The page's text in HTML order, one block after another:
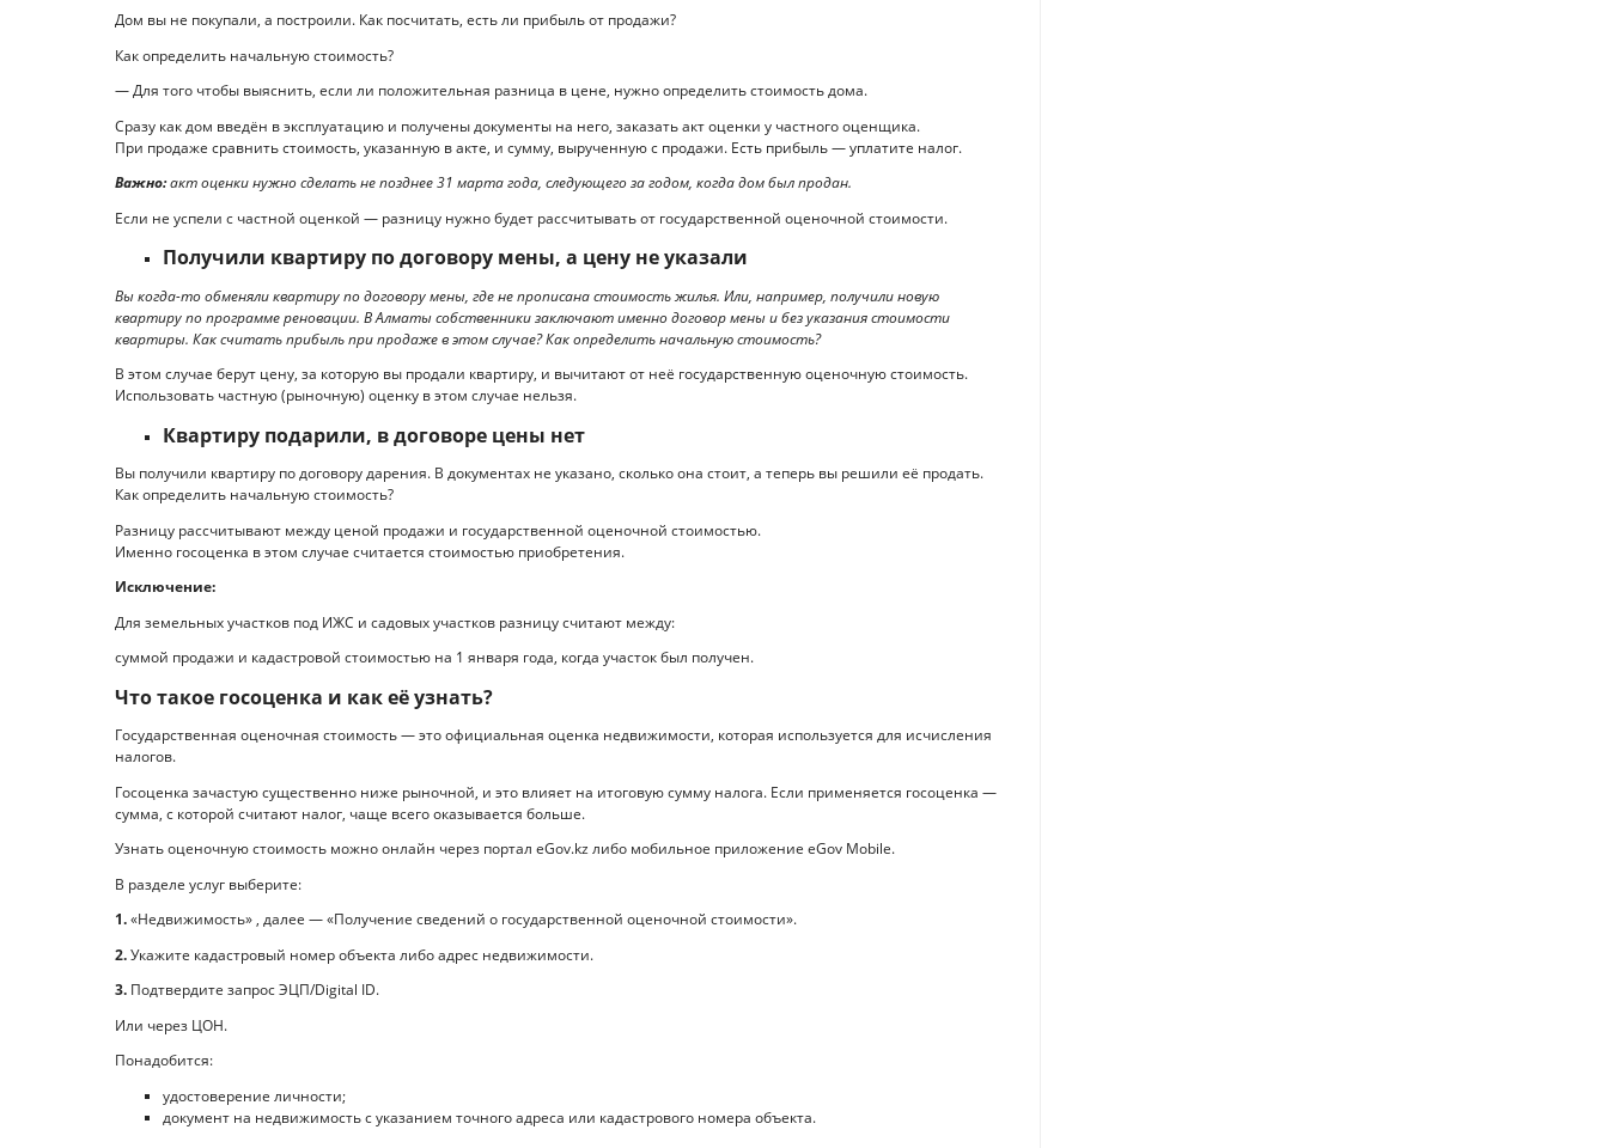
Дом вы не покупали, а построили. Как посчитать, есть ли прибыль от продажи?
Как определить начальную стоимость?
— Для того чтобы выяснить, если ли положительная разница в цене, нужно определить стоимость дома.
Сразу как дом введён в эксплуатацию и получены документы на него, заказать акт оценки у частного оценщика.
При продаже сравнить стоимость, указанную в акте, и сумму, вырученную с продажи. Есть прибыль — уплатите налог.
Важно:акт оценки нужно сделать не позднее 31 марта года, следующего за годом, когда дом был продан.
Если не успели с частной оценкой — разницу нужно будет рассчитывать от государственной оценочной стоимости.
Получили квартиру по договору мены, а цену не указали
Вы когда-то обменяли квартиру по договору мены, где не прописана стоимость жилья. Или, например, получили новую
квартиру по программе реновации. В Алматы собственники заключают именно договор мены и без указания стоимости
квартиры. Как считать прибыль при продаже в этом случае? Как определить начальную стоимость?
В этом случае берут цену, за которую вы продали квартиру, и вычитают от неё государственную оценочную стоимость.
Использовать частную (рыночную) оценку в этом случае нельзя.
Квартиру подарили, в договоре цены нет
Вы получили квартиру по договору дарения. В документах не указано, сколько она стоит, а теперь вы решили её продать.
Как определить начальную стоимость?
Разницу рассчитывают между ценой продажи и государственной оценочной стоимостью.
Именно госоценка в этом случае считается стоимостью приобретения.
Исключение:
Для земельных участков под ИЖС и садовых участков разницу считают между:
суммой продажи и кадастровой стоимостью на 1 января года, когда участок был получен.
Что такое госоценка и как её узнать?
Государственная оценочная стоимость — это официальная оценка недвижимости, которая используется для исчисления
налогов.
Госоценка зачастую существенно ниже рыночной, и это влияет на итоговую сумму налога. Если применяется госоценка —
сумма, с которой считают налог, чаще всего оказывается больше.
Узнать оценочную стоимость можно онлайн через портал eGov.kz либо мобильное приложение eGov Mobile.
В разделе услуг выберите:
1.«Недвижимость» , далее — «Получение сведений о государственной оценочной стоимости».
2.Укажите кадастровый номер объекта либо адрес недвижимости.
3. Подтвердите запрос ЭЦП/Digital ID.
Или через ЦОН.
Понадобится:
удостоверение личности;
документ на недвижимость с указанием точного адреса или кадастрового номера объекта.